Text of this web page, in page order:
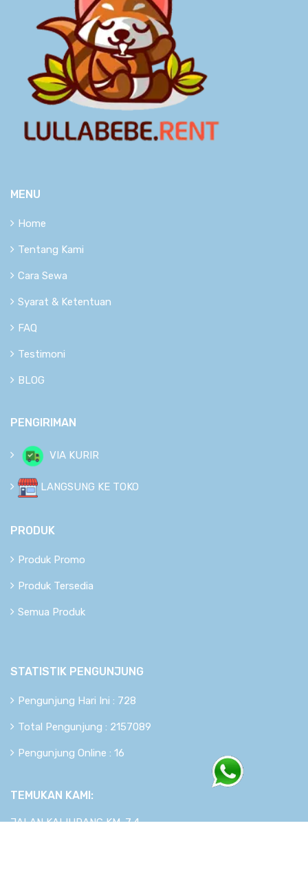
MENU
Home
Tentang Kami
Cara Sewa
Syarat & Ketentuan
FAQ
Testimoni
BLOG
PENGIRIMAN
VIA KURIR
LANGSUNG KE TOKO
PRODUK
Produk Promo
Produk Tersedia
Semua Produk
STATISTIK PENGUNJUNG
Pengunjung Hari Ini : 728
Total Pengunjung : 2157089
Pengunjung Online : 16
TEMUKAN KAMI:
JALAN KALIURANG KM. 7,4